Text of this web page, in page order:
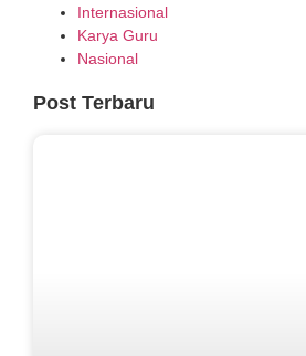
Internasional
Karya Guru
Nasional
Post Terbaru